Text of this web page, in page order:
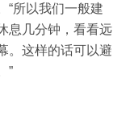
“所以我们一般建
息几分钟，看看远
。这样的话可以避
”